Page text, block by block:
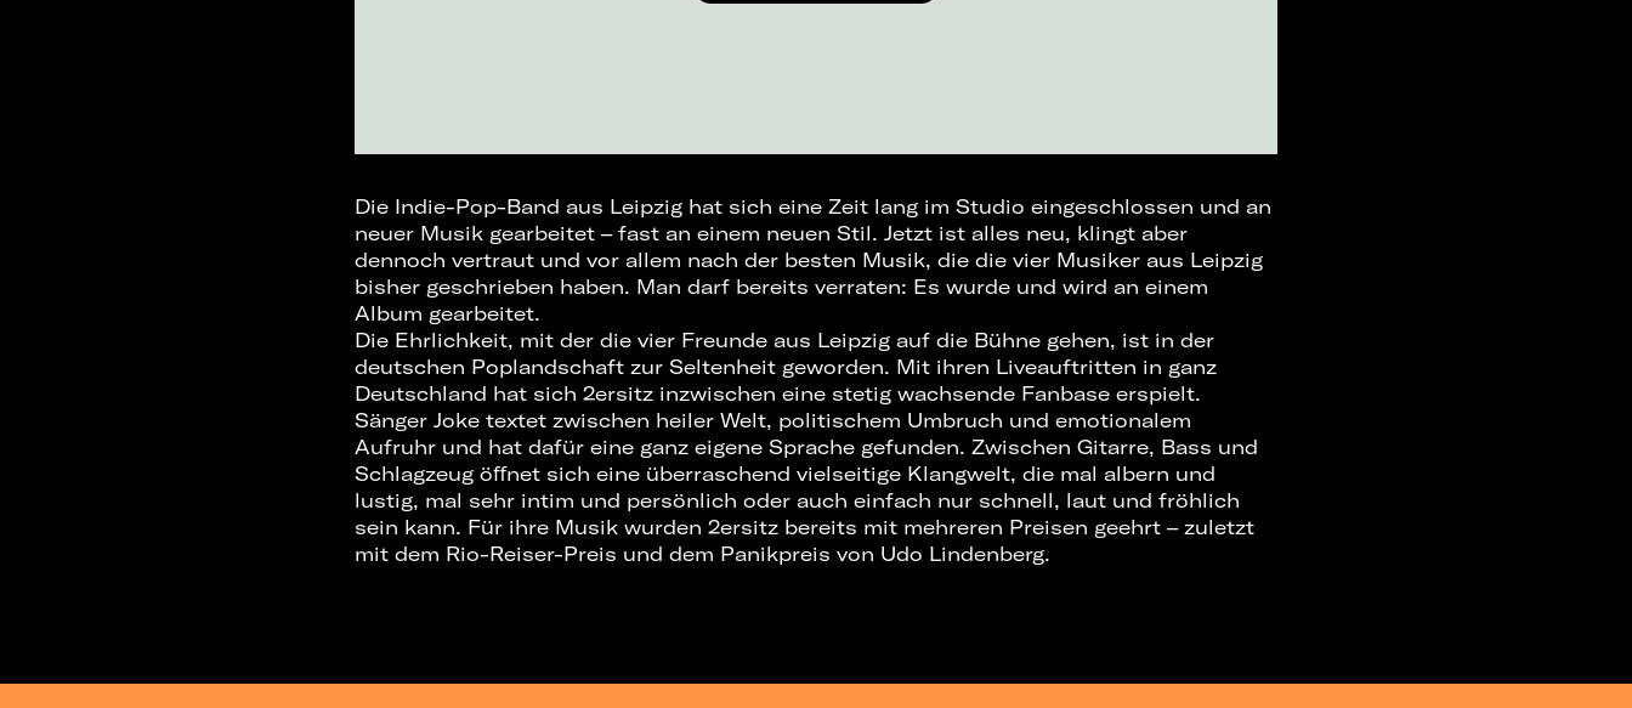
Die Indie-Pop-Band aus Leipzig hat sich eine Zeit lang im Studio eingeschlossen und an
neuer Musik gearbeitet – fast an einem neuen Stil. Jetzt ist alles neu, klingt aber
dennoch vertraut und vor allem nach der besten Musik, die die vier Musiker aus Leipzig
bisher geschrieben haben. Man darf bereits verraten: Es wurde und wird an einem
Album gearbeitet.
Die Ehrlichkeit, mit der die vier Freunde aus Leipzig auf die Bühne gehen, ist in der
deutschen Poplandschaft zur Seltenheit geworden. Mit ihren Liveauftritten in ganz
Deutschland hat sich 2ersitz inzwischen eine stetig wachsende Fanbase erspielt.
Sänger Joke textet zwischen heiler Welt, politischem Umbruch und emotionalem
Aufruhr und hat dafür eine ganz eigene Sprache gefunden. Zwischen Gitarre, Bass und
Schlagzeug öﬀnet sich eine überraschend vielseitige Klangwelt, die mal albern und
lustig, mal sehr intim und persönlich oder auch einfach nur schnell, laut und fröhlich
sein kann. Für ihre Musik wurden 2ersitz bereits mit mehreren Preisen geehrt – zuletzt
mit dem Rio-Reiser-Preis und dem Panikpreis von Udo Lindenberg.